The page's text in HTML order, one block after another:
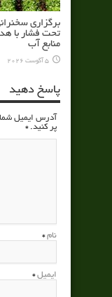
برگزاری
تحت فشار با
منابع آب
5 آگوست 2026
پاسخ دهید
آدرس ایمیل
پر کنید.*
نام *
ایمیل *